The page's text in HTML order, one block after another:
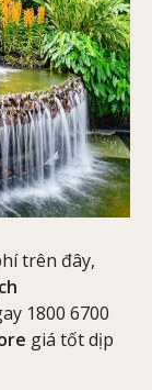
trên đây,
1800 6700
giá tốt dịp